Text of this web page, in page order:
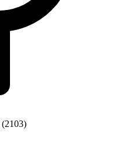
(2103)